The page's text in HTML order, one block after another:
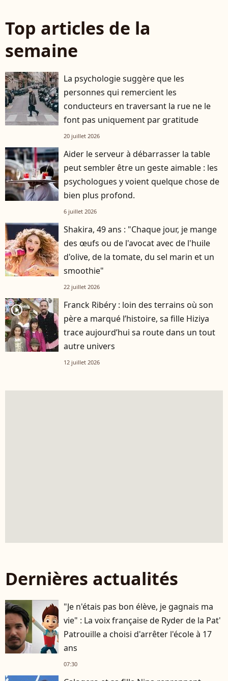
Top articles de la
semaine
La psychologie suggère que les
personnes qui remercient les
conducteurs en traversant la rue ne le
font pas uniquement par gratitude
20 juillet 2026
Aider le serveur à débarrasser la table
peut sembler être un geste aimable : les
psychologues y voient quelque chose de
bien plus profond.
6 juillet 2026
Shakira, 49 ans : "Chaque jour, je mange
des œufs ou de l'avocat avec de l'huile
d'olive, de la tomate, du sel marin et un
smoothie"
22 juillet 2026
player2
Franck Ribéry : loin des terrains où son
père a marqué l’histoire, sa fille Hiziya
trace aujourd’hui sa route dans un tout
autre univers
12 juillet 2026
Dernières actualités
"Je n'étais pas bon élève, je gagnais ma
vie" : La voix française de Ryder de la Pat'
Patrouille a choisi d'arrêter l'école à 17
ans
07:30